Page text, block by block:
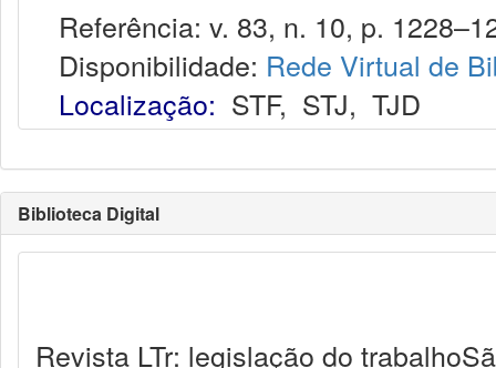
Referência: v. 83, n. 10, p.
Disponibilidade: Rede Virtual de
Localização: STF, STJ, TJD
Biblioteca Digital
Revista LTr: legislação do